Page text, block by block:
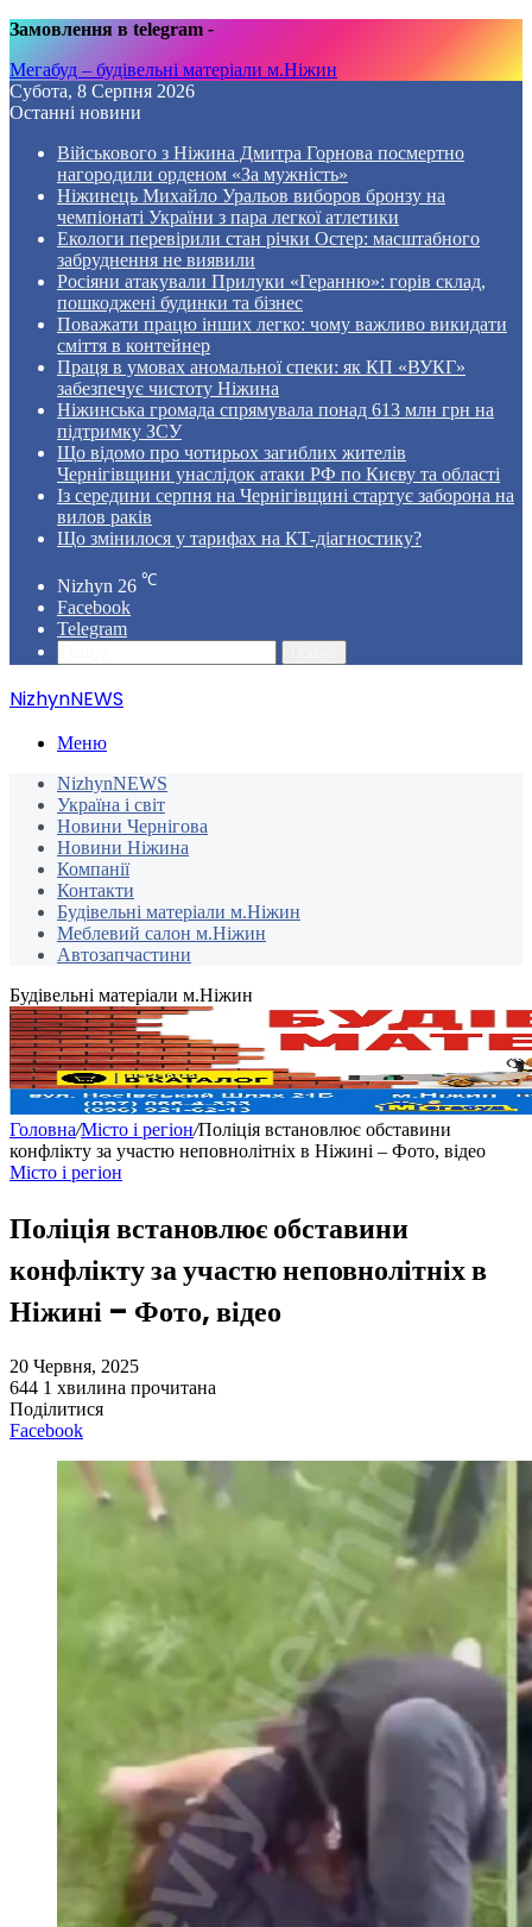
Замовлення в telegram -
Мегабуд – будівельні матеріали м.Ніжин
Субота, 8 Серпня 2026
Останні новини
Військового з Ніжина Дмитра Горнова посмертно
нагородили орденом «За мужність»
Ніжинець Михайло Уральов виборов бронзу на
чемпіонаті України з пара легкої атлетики
Екологи перевірили стан річки Остер: масштабного
забруднення не виявили
Росіяни атакували Прилуки «Геранню»: горів склад,
пошкоджені будинки та бізнес
Поважати працю інших легко: чому важливо викидати
сміття в контейнер
Праця в умовах аномальної спеки: як КП «ВУКГ»
забезпечує чистоту Ніжина
Ніжинська громада спрямувала понад 613 млн грн на
підтримку ЗСУ
Що відомо про чотирьох загиблих жителів
Чернігівщини унаслідок атаки РФ по Києву та області
Із середини серпня на Чернігівщині стартує заборона на
вилов раків
Що змінилося у тарифах на КТ-діагностику?
Nizhyn 26 ℃
Facebook
Telegram
NizhynNEWS
Меню
NizhynNEWS
Україна і світ
Новини Чернігова
Новини Ніжина
Компанії
Контакти
Будівельні матеріали м.Ніжин
Меблевий салон м.Ніжин
Автозапчастини
Будівельні матеріали м.Ніжин
Головна/Місто і регіон/Поліція встановлює обставини
конфлікту за участю неповнолітніх в Ніжині – Фото, відео
Місто і регіон
Поліція встановлює обставини
конфлікту за участю неповнолітніх в
Ніжині – Фото, відео
20 Червня, 2025
644 1 хвилина прочитана
Поділитися
Facebook